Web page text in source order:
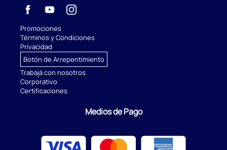
Promociones
Términos y Condiciones
Privacidad
Botón de Arrepentimiento
Trabajá con nosotros
Corporativo
Certificaciones
Medios de Pago